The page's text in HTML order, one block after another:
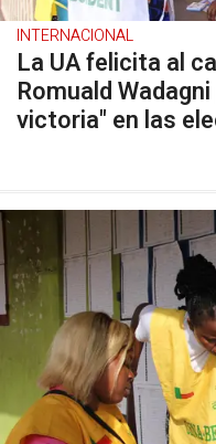
INTERNACIONAL
La UA felicita al
Romuald
victoria" en las